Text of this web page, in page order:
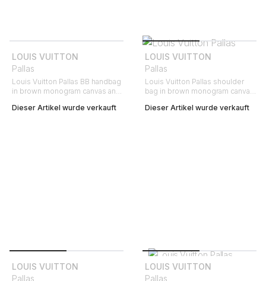
LOUIS VUITTON
Pallas
Louis Vuitton Pallas BB handbag
in brown monogram canvas and
Dieser Artikel wurde verkauft
LOUIS VUITTON
Pallas
Louis Vuitton Pallas shoulder
bag in brown monogram canvas
Dieser Artikel wurde verkauft
LOUIS VUITTON
Pallas
LOUIS VUITTON
Pallas